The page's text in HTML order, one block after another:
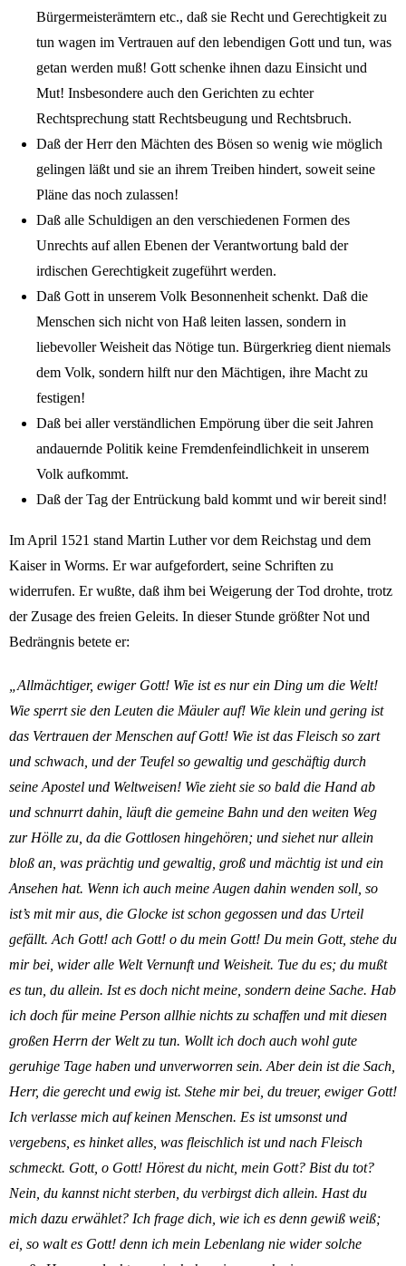
Bürgermeisterämtern etc., daß sie Recht und Gerechtigkeit zu
tun wagen im Vertrauen auf den lebendigen Gott und tun, was
getan werden muß! Gott schenke ihnen dazu Einsicht und
Mut! Insbesondere auch den Gerichten zu echter
Rechtsprechung statt Rechtsbeugung und Rechtsbruch.
Daß der Herr den Mächten des Bösen so wenig wie möglich
gelingen läßt und sie an ihrem Treiben hindert, soweit seine
Pläne das noch zulassen!
Daß alle Schuldigen an den verschiedenen Formen des
Unrechts auf allen Ebenen der Verantwortung bald der
irdischen Gerechtigkeit zugeführt werden.
Daß Gott in unserem Volk Besonnenheit schenkt. Daß die
Menschen sich nicht von Haß leiten lassen, sondern in
liebevoller Weisheit das Nötige tun. Bürgerkrieg dient niemals
dem Volk, sondern hilft nur den Mächtigen, ihre Macht zu
festigen!
Daß bei aller verständlichen Empörung über die seit Jahren
andauernde Politik keine Fremdenfeindlichkeit in unserem
Volk aufkommt.
Daß der Tag der Entrückung bald kommt und wir bereit sind!
Im April 1521 stand Martin Luther vor dem Reichstag und dem
Kaiser in Worms. Er war aufgefordert, seine Schriften zu
widerrufen. Er wußte, daß ihm bei Weigerung der Tod drohte, trotz
der Zusage des freien Geleits. In dieser Stunde größter Not und
Bedrängnis betete er:
„Allmächtiger, ewiger Gott! Wie ist es nur ein Ding um die Welt!
Wie sperrt sie den Leuten die Mäuler auf! Wie klein und gering ist
das Vertrauen der Menschen auf Gott! Wie ist das Fleisch so zart
und schwach, und der Teufel so gewaltig und geschäftig durch
seine Apostel und Weltweisen! Wie zieht sie so bald die Hand ab
und schnurrt dahin, läuft die gemeine Bahn und den weiten Weg
zur Hölle zu, da die Gottlosen hingehören; und siehet nur allein
bloß an, was prächtig und gewaltig, groß und mächtig ist und ein
Ansehen hat. Wenn ich auch meine Augen dahin wenden soll, so
ist’s mit mir aus, die Glocke ist schon gegossen und das Urteil
gefällt. Ach Gott! ach Gott! o du mein Gott! Du mein Gott, stehe du
mir bei, wider alle Welt Vernunft und Weisheit. Tue du es; du mußt
es tun, du allein. Ist es doch nicht meine, sondern deine Sache. Hab
ich doch für meine Person allhie nichts zu schaffen und mit diesen
großen Herrn der Welt zu tun. Wollt ich doch auch wohl gute
geruhige Tage haben und unverworren sein. Aber dein ist die Sach,
Herr, die gerecht und ewig ist. Stehe mir bei, du treuer, ewiger Gott!
Ich verlasse mich auf keinen Menschen. Es ist umsonst und
vergebens, es hinket alles, was fleischlich ist und nach Fleisch
schmeckt. Gott, o Gott! Hörest du nicht, mein Gott? Bist du tot?
Nein, du kannst nicht sterben, du verbirgst dich allein. Hast du
mich dazu erwählet? Ich frage dich, wie ich es denn gewiß weiß;
ei, so walt es Gott! denn ich mein Lebenlang nie wider solche